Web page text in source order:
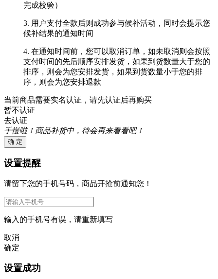
完成校验）
3. 用户支付全款后则成功参与候补活动，同时会提示您
候补结果的通知时间
4. 在通知时间前，您可以取消订单，如未取消则会按照
支付时间的先后顺序安排发货，如果到货数量大于您的
排序，则会为您安排发货，如果到货数量小于您的排
序，则会为您安排退款
当前商品需要实名认证，请先认证后再购买
暂不认证
去认证
手慢啦！商品补货中，待会再来看看吧！
确 定
设置提醒
请留下您的手机号码，商品开抢前通知您！
输入的手机号有误，请重新填写
取消
确定
设置成功